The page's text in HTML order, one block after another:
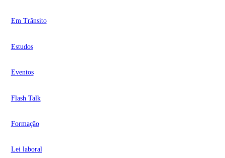
Em Trânsito
Estudos
Eventos
Flash Talk
Formação
Lei laboral